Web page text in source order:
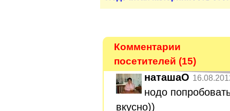
Комментарии
посетителей (15)
наташаО
нодо
вкусно))